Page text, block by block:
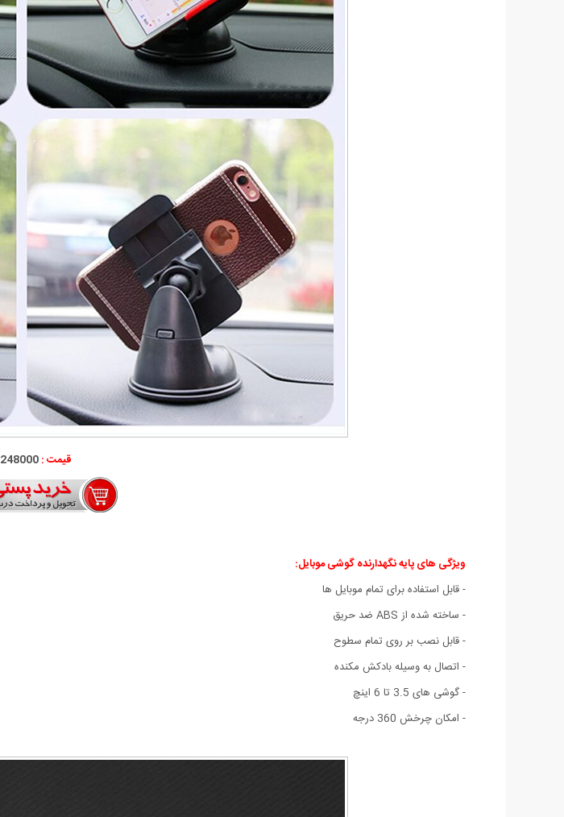
قیمت :248000 تومان
ویژگی های پایه نگهدارنده گوشی موبایل:
- قابل استفاده برای تمام موبایل ها
- ساخته شده از ABS ضد حریق
- قابل نصب بر روی تمام سطوح
- اتصال به وسیله بادکش مکنده
- گوشی های 3.5 تا 6 اینچ
- امکان چرخش 360 درجه